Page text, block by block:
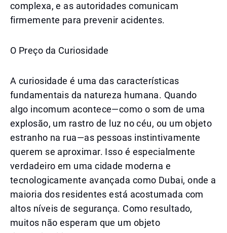
complexa, e as autoridades comunicam
firmemente para prevenir acidentes.
O Preço da Curiosidade
A curiosidade é uma das características
fundamentais da natureza humana. Quando
algo incomum acontece—como o som de uma
explosão, um rastro de luz no céu, ou um objeto
estranho na rua—as pessoas instintivamente
querem se aproximar. Isso é especialmente
verdadeiro em uma cidade moderna e
tecnologicamente avançada como Dubai, onde a
maioria dos residentes está acostumada com
altos níveis de segurança. Como resultado,
muitos não esperam que um objeto